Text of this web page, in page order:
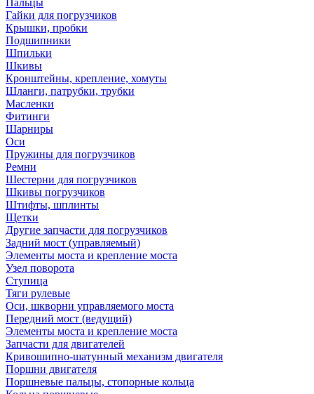
Пальцы
Гайки для погрузчиков
Крышки, пробки
Подшипники
Шпильки
Шкивы
Кронштейны, крепление, хомуты
Шланги, патрубки, трубки
Масленки
Фитинги
Шарниры
Оси
Пружины для погрузчиков
Ремни
Шестерни для погрузчиков
Шкивы погрузчиков
Штифты, шплинты
Щетки
Другие запчасти для погрузчиков
Задний мост (управляемый)
Элементы моста и крепление моста
Узел поворота
Ступица
Тяги рулевые
Оси, шкворни управляемого моста
Передний мост (ведущий)
Элементы моста и крепление моста
Запчасти для двигателей
Кривошипно-шатунный механизм двигателя
Поршни двигателя
Поршневые пальцы, стопорные кольца